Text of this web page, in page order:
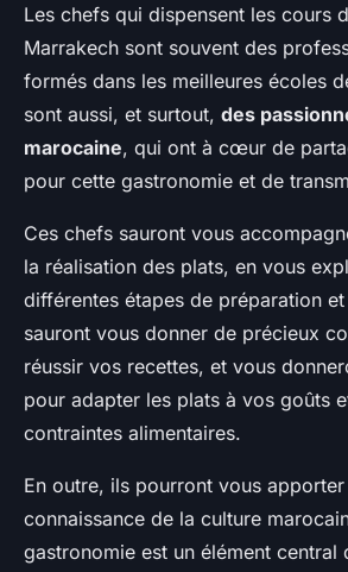
Les chefs qui dispensent les cours
Marrakech sont souvent des
formés dans les meilleures écoles
sont aussi, et surtout, des
marocaine, qui ont à cœur de
pour cette gastronomie et de
Ces chefs sauront vous
la réalisation des plats, en vous
différentes étapes de préparation
sauront vous donner de précieux
réussir vos recettes, et vous
pour adapter les plats à vos goûts
contraintes alimentaires.
En outre, ils pourront vous
connaissance de la culture
gastronomie est un élément central